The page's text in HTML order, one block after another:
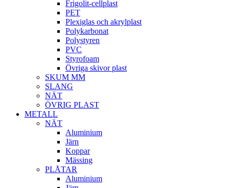
Frigolit-cellplast
PET
Plexiglas och akrylplast
Polykarbonat
Polystyren
PVC
Styrofoam
Övriga skivor plast
SKUM MM
SLANG
NÄT
ÖVRIG PLAST
METALL
NÄT
Aluminium
Järn
Koppar
Mässing
PLÅTAR
Aluminium